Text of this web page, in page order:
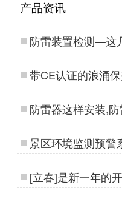
产品资讯
防雷装置检测—这
【杭州易造】…
带CE认证的浪涌
全撑起保护伞！-
防雷器这样安装,
即查看详情【易
景区环境监测预警
这里【杭州易造
[立春]是新一年的
旺【杭州易造】…